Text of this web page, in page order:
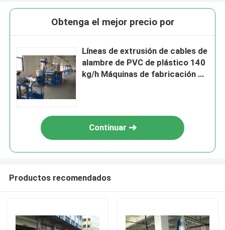
Obtenga el mejor precio por
Líneas de extrusión de cables de
alambre de PVC de plástico 140
kg/h Máquinas de fabricación de
Continuar
Productos recomendados